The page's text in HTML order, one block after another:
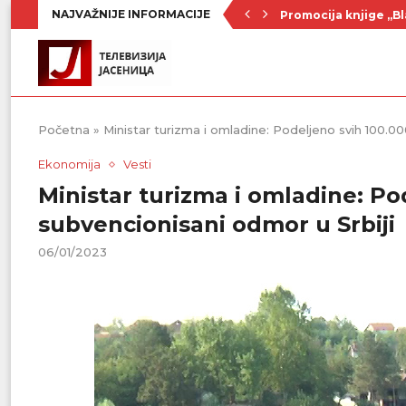
NAJVAŽNIJE INFORMACIJE Promocija knjige
Početna » Ministar turizma i omladine: Podeljeno svih
Ekonomija Vesti
Ministar turizma i omladine:
subvencionisani odmor u Srbiji
06/01/2023